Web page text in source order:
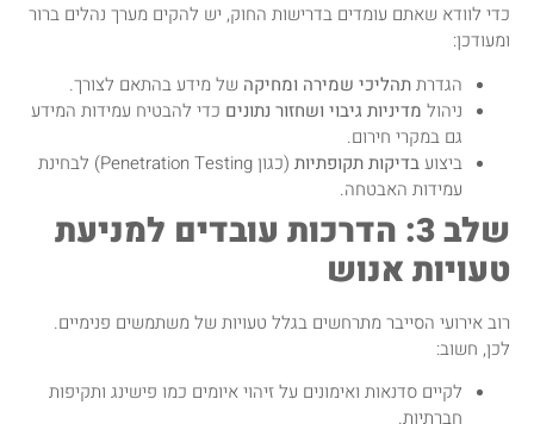
כדי לוודא שאתם עומדים בדרישות החוק, יש להקים מערך נהלים ברור
ומעודכן:
הגדרתתהליכי שמירה ומחיקה של מידע בהתאם לצורך.
ניהול מדיניות גיבוי ושחזור נתונים כדי להבטיח עמידות המידע
גם במקרי חירום.
ביצועבדיקות תקופתיות
(כגון Penetration Testing) לבחינת
עמידות האבטחה.
שלב 3: הדרכות עובדים למניעת
טעויות אנוש
רוב אירועי הסייבר מתרחשים בגלל טעויות של משתמשים פנימיים.
לכן, חשוב:
לקיים סדנאות ואימונים על זיהוי איומים כמו פישינג ותקיפות
חברתיות.